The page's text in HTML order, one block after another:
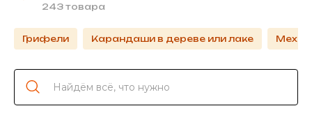
243 товара
Грифели Карандаши в дереве или лаке